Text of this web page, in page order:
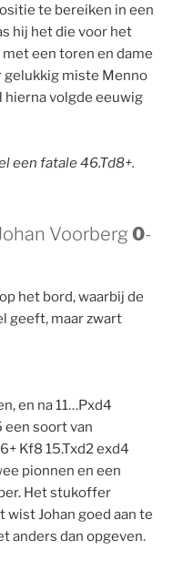
te bereiken in een
hij het die voor het
een toren en dame
gelukkig miste Menno
volgde eeuwig
een fatale 46.Td8+.
Voorberg0-
het bord, waarbij de
geeft, maar zwart
en na 11…Pxd4
een soort van
Kf8 15.Txd2 exd4
pionnen en een
Het stukoffer
wist Johan goed aan te
anders dan opgeven.